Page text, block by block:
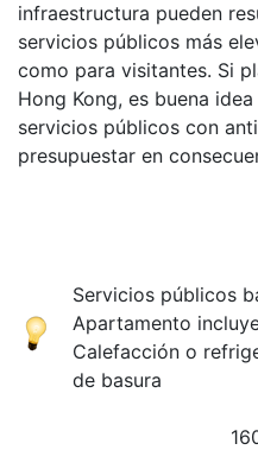
infraestructura pueden
servicios públicos más
como para visitantes. Si
Hong Kong, es buena
servicios públicos con
presupuestar en
Servicios públicos
Apartamento
Calefacción o
de basura